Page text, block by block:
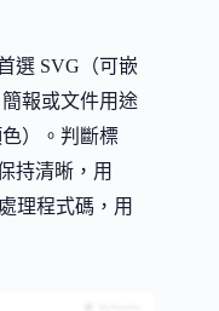
選 SVG（可嵌
報或文件用途
）。判斷標
持清晰，用
理程式碼，用